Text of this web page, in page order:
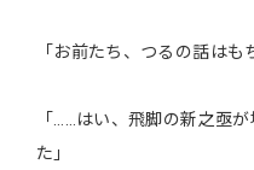
「お前たち、つるの話はも
「……はい、飛脚の新之亟
た」